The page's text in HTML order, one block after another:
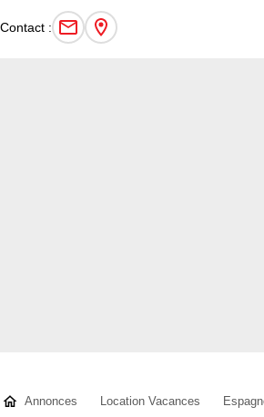
Contact :
Annonces Location Vacances